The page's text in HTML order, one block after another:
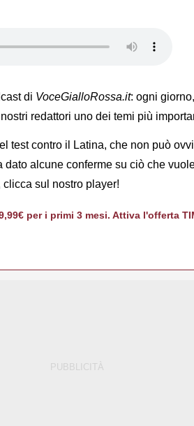
di VoceGialloRossa.it: ogni
redattori uno dei temi più
test contro il Latina, che non può
dato alcune conferme su ciò che
sul nostro player!
per i primi 3 mesi. Attiva l'offerta